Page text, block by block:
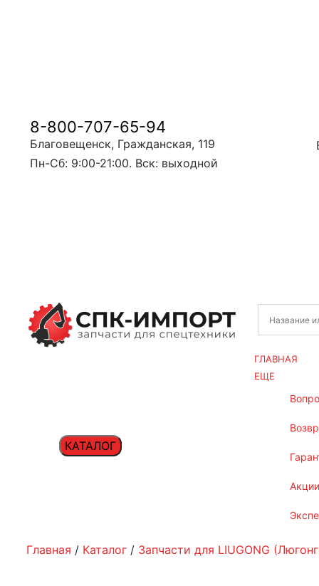
8-800-707-65-94
Благовещенск, Гражданская, 119
Пн-Сб: 9:00-21:00. Вск: выходной
КАТАЛОГ
ГЛАВНАЯ
ЕЩЕ
Главная / Каталог / Запчасти для LIUGONG